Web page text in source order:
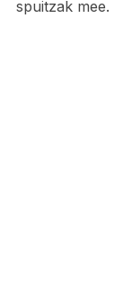
spuitzak mee.